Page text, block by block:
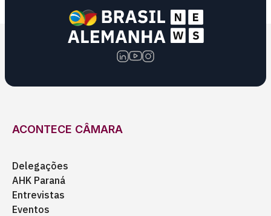
ACONTECE CÂMARA
Delegações
AHK Paraná
Entrevistas
Eventos